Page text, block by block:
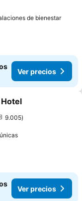
de bienestar
Ver precios
favoritos
9.005
Ver precios